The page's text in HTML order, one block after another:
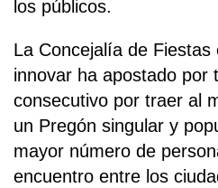
los públicos.
La Concejalía de Fiestas
innovar ha apostado por
consecutivo por traer al
un Pregón singular y
mayor número de
encuentro entre los